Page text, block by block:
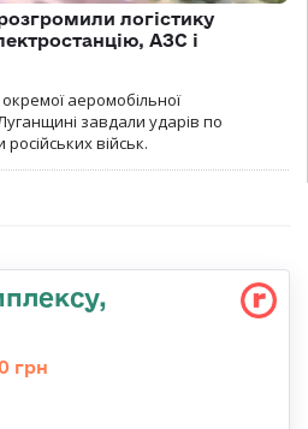
логістику
АЗС і
аеромобільної
завдали ударів по
військ.
грн